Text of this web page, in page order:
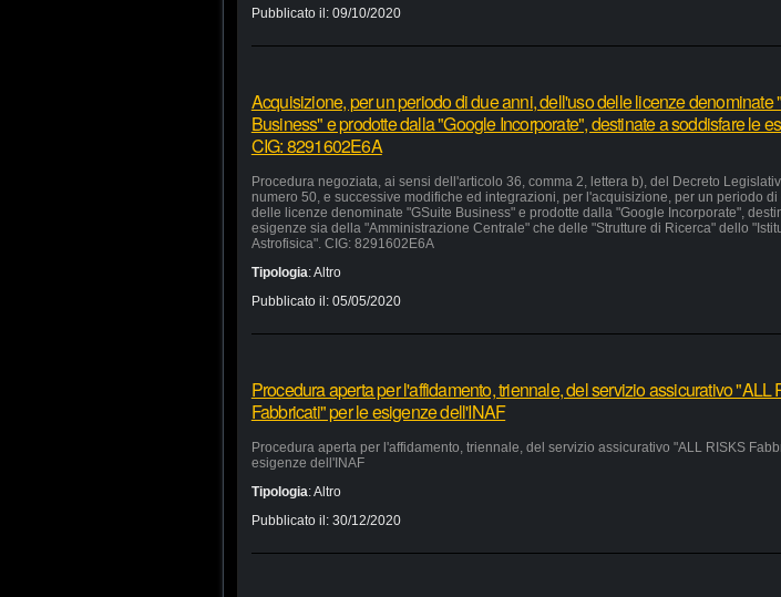
Pubblicato il: 09/10/2020
Acquisizione, per un periodo di due anni, dell'uso delle licenze denominate
Business" e prodotte dalla "Google Incorporate", destinate a soddisfare le
CIG: 8291602E6A
Procedura negoziata, ai sensi dell'articolo 36, comma 2, lettera b), del Decreto
numero 50, e successive modifiche ed integrazioni, per l'acquisizione, per un periodo
delle licenze denominate "GSuite Business" e prodotte dalla "Google Incorporate",
esigenze sia della "Amministrazione Centrale" che delle "Strutture di Ricerca" dello
Astrofisica". CIG: 8291602E6A
Tipologia:Altro
Pubblicato il: 05/05/2020
Procedura aperta per l'affidamento, triennale, del servizio assicurativo "ALL
Fabbricati" per le esigenze dell'INAF
Procedura aperta per l'affidamento, triennale, del servizio assicurativo "ALL RISKS
esigenze dell'INAF
Tipologia:Altro
Pubblicato il: 30/12/2020